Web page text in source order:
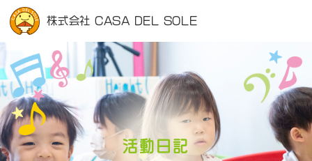
株式会社 CASA DEL SOLE
活動日記